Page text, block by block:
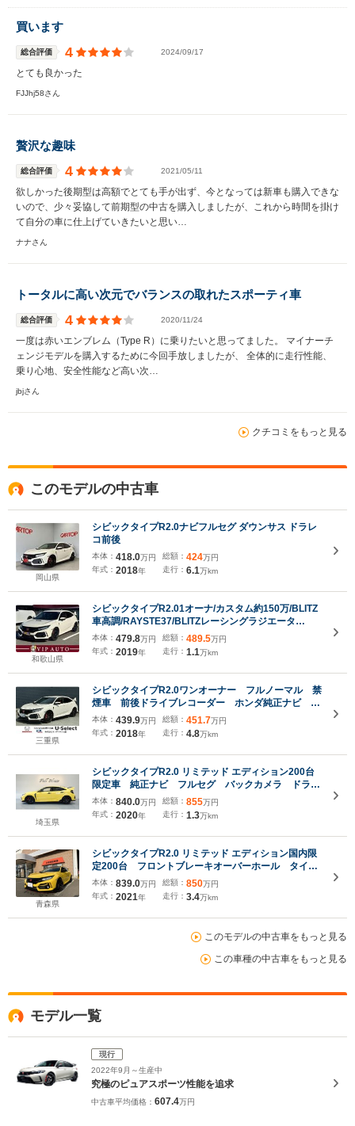
買います
総合評価 4 2024/09/17
とても良かった
FJJhj58さん
贅沢な趣味
総合評価 4 2021/05/11
欲しかった後期型は高額でとても手が出ず、今となっては新車も購入できな
いので、少々妥協して前期型の中古を購入しましたが、これから時間を掛け
て自分の車に仕上げていきたいと思い…
ナナさん
トータルに高い次元でバランスの取れたスポーティ車
総合評価 4 2020/11/24
一度は赤いエンブレム（Type R）に乗りたいと思ってました。 マイナーチ
ェンジモデルを購入するために今回手放しましたが、 全体的に走行性能、
乗り心地、安全性能など高い次…
jbjさん
クチコミをもっと見る
このモデルの中古車
岡山県
シビックタイプR2.0ナビフルセグ ダウンサス ドラレ
コ前後
本体： 418.0万円
年式： 2018年
総額： 424万円
走行： 6.1万km
和歌山県
シビックタイプR2.01オーナ/カスタム約150万/BLITZ
車高調/RAYSTE37/BLITZレーシングラジエータ
ー/Spoonローテンプサーモ/HKS(マフラー・エアイン
テークフルキット・RタイプICキット・ICパイピング
キット)/社外ブレーキローター
本体： 479.8万円
年式： 2019年
総額： 489.5万円
走行： 1.1万km
三重県
シビックタイプR2.0ワンオーナー フルノーマル 禁
煙車 前後ドライブレコーダー ホンダ純正ナビ フ
ルセグTV Bluetooth バックカメラ ETC LEDヘ
ッドライト クルーズコントロール 盗難防止装置
本体： 439.9万円
年式： 2018年
総額： 451.7万円
走行： 4.8万km
埼玉県
シビックタイプR2.0 リミテッド エディション200台
限定車 純正ナビ フルセグ バックカメラ ドラレ
コ前後 ブレンボ レーンアシスト ホンダセンシン
グ 無限ドアノブプロテクト クルコン
本体： 840.0万円
年式： 2020年
総額： 855万円
走行： 1.3万km
青森県
シビックタイプR2.0 リミテッド エディション国内限
定200台 フロントブレーキオーバーホール タイヤ
新品 専用ホイール&セッティング 軽量化 サンラ
イトイエロー2
本体： 839.0万円
年式： 2021年
総額： 850万円
走行： 3.4万km
このモデルの中古車をもっと見る
この車種の中古車をもっと見る
モデル一覧
現行
2022年9月～生産中
究極のピュアスポーツ性能を追求
中古車平均価格： 607.4万円